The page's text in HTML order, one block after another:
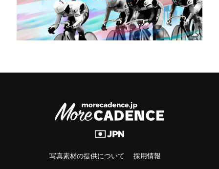
写真素材の提供について 採用情報